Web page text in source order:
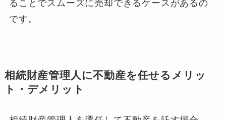
ることでスムーズに売却できるケースがあるの
です。
相続財産管理人に不動産を任せるメリッ
ト・デメリット